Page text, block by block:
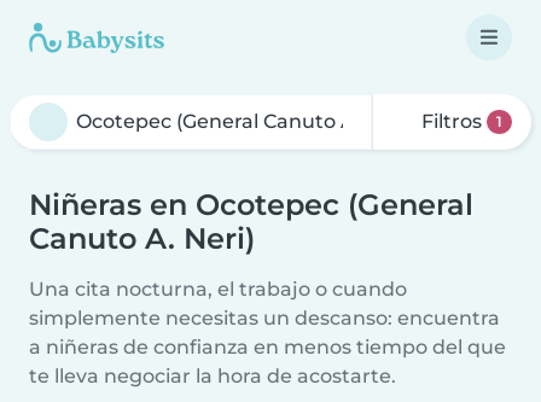
Filtros 1
Niñeras en Ocotepec (General
Canuto A. Neri)
Una cita nocturna, el trabajo o cuando
simplemente necesitas un descanso: encuentra
a niñeras de confianza en menos tiempo del que
te lleva negociar la hora de acostarte.